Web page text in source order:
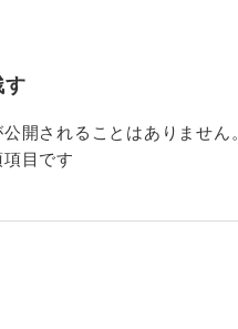
す
開されることはありません。
目です